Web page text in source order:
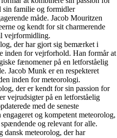
familie og formidler
måde. Jacob Mouritzen
og kendt for sit charmerende
vejrformidling.
der har gjort sig bemærket i
inden for vejrforhold. Han formår at
fænomener på en letforståelig
Jacob Munk er en respekteret
inden for meteorologi.
der er kendt for sin passion for
vejrudsigter på en letforståelig
med de seneste
og kompetent meteorolog,
og relevant for alle.
dansk meteorolog, der har